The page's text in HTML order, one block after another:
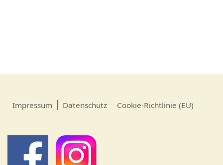
Impressum Datenschutz Cookie-Richtlinie (EU)